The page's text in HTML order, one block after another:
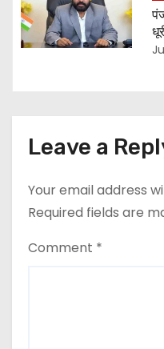
Leave a
Your email address
Required fields are
Comment *